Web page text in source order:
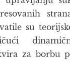
su
za borbu